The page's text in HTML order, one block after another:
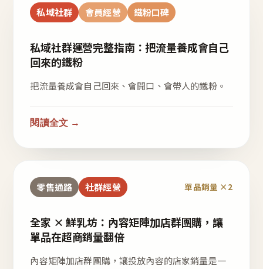
私域社群 會員經營 鐵粉口碑
私域社群運營完整指南：把流量養成會自己
回來的鐵粉
把流量養成會自己回來、會開口、會帶人的鐵粉。
閱讀全文 →
零售通路 社群經營 單品銷量 ×2
全家 × 鮮乳坊：內容矩陣加店群團購，讓
單品在超商銷量翻倍
內容矩陣加店群團購，讓投放內容的店家銷量是一